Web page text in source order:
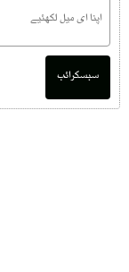
سبسکرائب